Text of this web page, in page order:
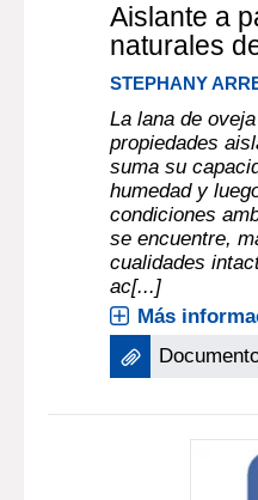
Aislante a
naturales
STEPHANY
La lana de
propiedades
suma su
humedad y
condiciones
se encuentre,
cualidades
ac[...]
Más